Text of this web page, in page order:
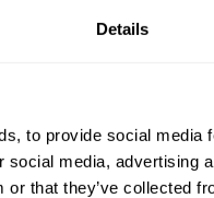
Details
to provide social
media, advertising
or that they’ve collected
capacidades de un
documentado
Muchos
en el
y no de algo que le